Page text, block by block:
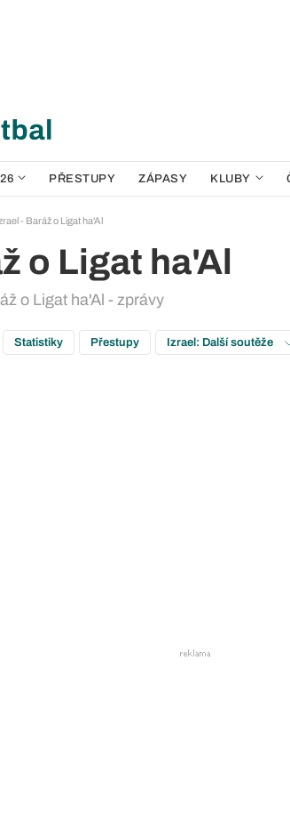
PŘESTUPY ZÁPASY KLUBY
- Baráž o Ligat ha'Al
o Ligat ha'Al
o Ligat ha'Al - zprávy
Statistiky Přestupy Izrael: Další soutěže